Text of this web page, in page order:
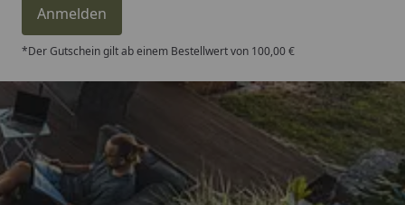
Anmelden
*Der Gutschein gilt ab einem Bestellwert von 100,00 €
Trusted Shops
4,81/ 5